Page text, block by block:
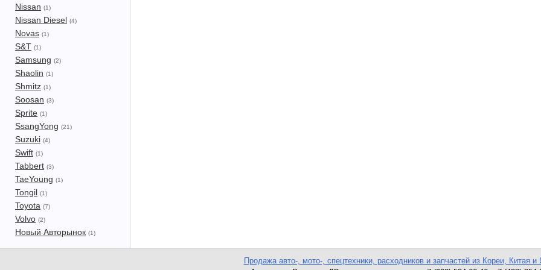
Nissan (1)
Nissan Diesel (4)
Novas (1)
S&T (1)
Samsung (2)
Shaolin (1)
Shmitz (1)
Soosan (3)
Sprite (1)
SsangYong (21)
Suzuki (4)
Swift (1)
Tabbert (3)
TaeYoung (1)
Tongil (1)
Toyota (7)
Volvo (2)
Новый Авторынок (1)
Продажа авто-, мото-, спецтехники, расходников и запчастей из Кореи, Китая и